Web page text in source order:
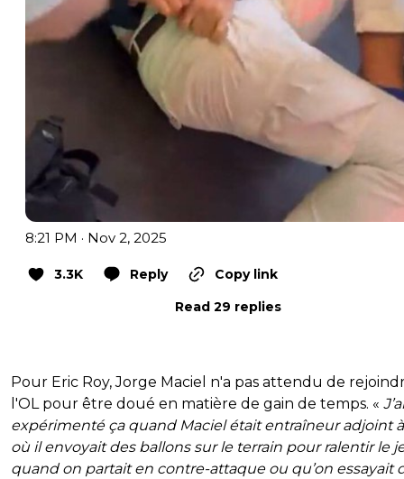
8:21 PM · Nov 2, 2025
3.3K Reply
Copy link
Read 29 replies
Pour Eric Roy, Jorge Maciel n'a pas attendu de
l'OL pour être doué en matière de gain de temps. «
expérimenté ça quand Maciel était entraîneur adjoint
où il envoyait des ballons sur le terrain pour ralentir le
quand on partait en contre-attaque ou qu’on essayait